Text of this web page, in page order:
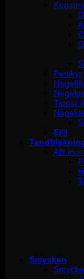
Pedikyr
Tippar
Elfil
Allt
Smycken